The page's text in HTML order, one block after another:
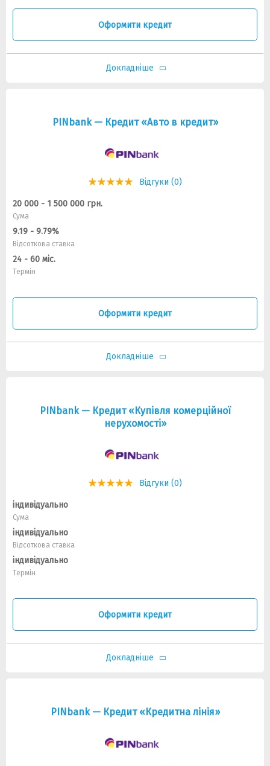
Оформити кредит
Докладніше
PINbank — Кредит «Авто в кредит»
Відгуки (0)
20 000 - 1 500 000 грн.
Сума
9.19 - 9.79%
Відсоткова ставка
24 - 60 міс.
Термін
Оформити кредит
Докладніше
PINbank — Кредит «Купівля комерційної
нерухомості»
Відгуки (0)
індивідуально
Сума
індивідуально
Відсоткова ставка
індивідуально
Термін
Оформити кредит
Докладніше
PINbank — Кредит «Кредитна лінія»